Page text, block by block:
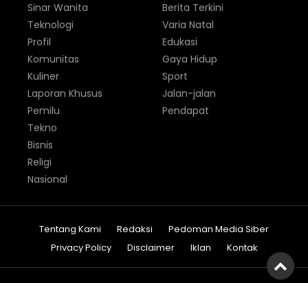
Sinar Wanita
Berita Terkini
Teknologi
Profil
Komunitas
Kuliner
Laporan Khusus
Pemilu
Varia Natal
Edukasi
Gaya Hidup
Sport
Jalan-jalan
Pendapat
Tekno
Bisnis
Religi
Nasional
Tentang Kami Redaksi
Pedoman Media Siber
Privacy Policy
Disclaimer Iklan Kontak